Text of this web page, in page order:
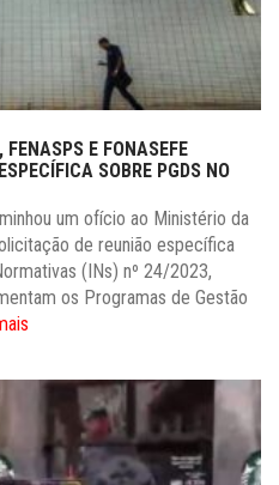
E FONASEFE
SOBRE PGDS NO
um ofício ao Ministério da
de reunião específica
(INs) nº 24/2023,
os Programas de Gestão